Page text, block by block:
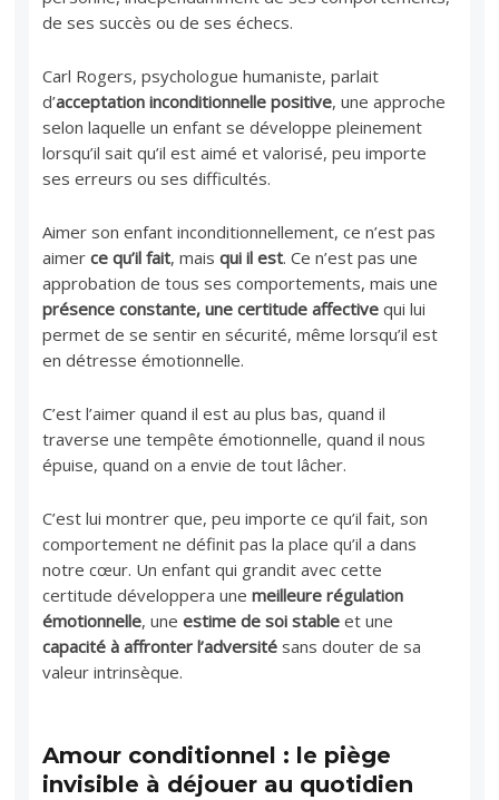
de ses succès ou de ses échecs.
Carl Rogers, psychologue humaniste, parlait
d’acceptation inconditionnelle positive, une approche
selon laquelle un enfant se développe pleinement
lorsqu’il sait qu’il est aimé et valorisé, peu importe
ses erreurs ou ses difficultés.
Aimer son enfant inconditionnellement, ce n’est pas
aimerce qu’il fait, maisqui il est. Ce n’est pas une
approbation de tous ses comportements, mais une
présence constante, une certitude affective qui lui
permet de se sentir en sécurité, même lorsqu’il est
en détresse émotionnelle.
C’est l’aimer quand il est au plus bas, quand il
traverse une tempête émotionnelle, quand il nous
épuise, quand on a envie de tout lâcher.
C’est lui montrer que, peu importe ce qu’il fait, son
comportement ne définit pas la place qu’il a dans
notre cœur. Un enfant qui grandit avec cette
certitude développera unemeilleure régulation
émotionnelle, uneestime de soi stable et une
capacité à affronter l’adversité sans douter de sa
valeur intrinsèque.
Amour conditionnel : le piège
invisible à déjouer au quotidien